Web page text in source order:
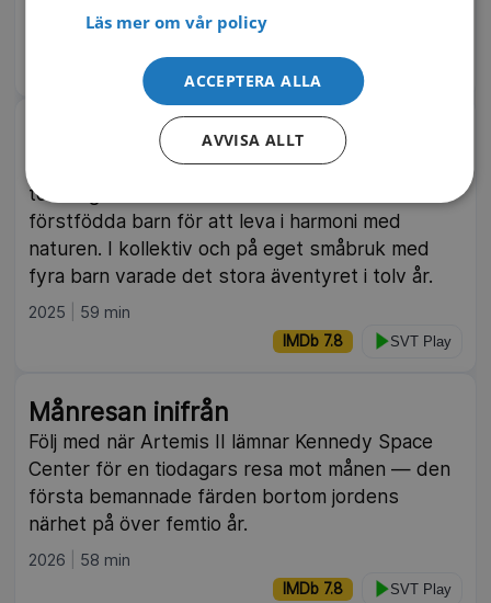
Kunskapskanalen
Vår gröna dröm
Under den gröna vågen på 1970-talet lämnade
tonåringarna Toba och Sussi storstan med sitt
förstfödda barn för att leva i harmoni med
naturen. I kollektiv och på eget småbruk med
fyra barn varade det stora äventyret i tolv år.
2025 59 min
IMDb 7.8 SVT Play
Månresan inifrån
Följ med när Artemis II lämnar Kennedy Space
Center för en tiodagars resa mot månen — den
första bemannade färden bortom jordens
närhet på över femtio år.
2026 58 min
IMDb 7.8 SVT Play
Läs mer om vår policy
ACCEPTERA ALLA
AVVISA ALLT